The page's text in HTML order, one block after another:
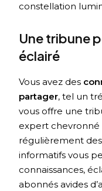
constellation
Une tribune
éclairé
Vous avez des
partager, tel un
vous offre une
expert chevronné
régulièrement
informatifs vous
connaissances,
abonnés avides